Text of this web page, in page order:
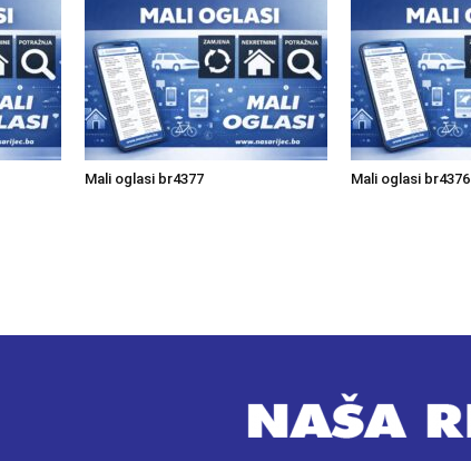
Mali oglasi br4377 Mali oglasi br4376